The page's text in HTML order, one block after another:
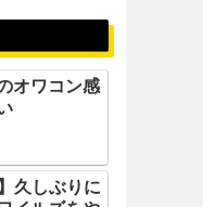
オワコン感
久しぶりに